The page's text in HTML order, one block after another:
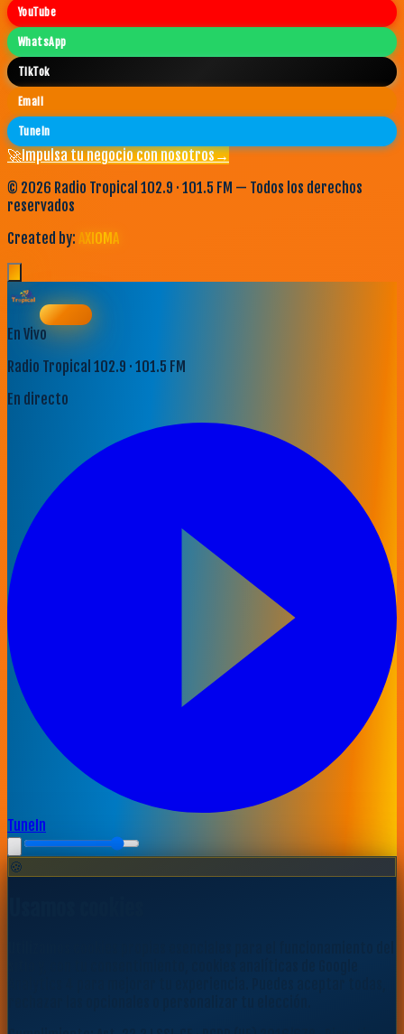
YouTube
WhatsApp
TikTok
Email
TuneIn
🚀Impulsa tu negocio con nosotros→
© 2026 Radio Tropical 102.9 · 101.5 FM — Todos los derechos
reservados
Created by: AXIOMA
En Vivo
Radio Tropical 102.9 · 101.5 FM
En directo
TuneIn
🍪